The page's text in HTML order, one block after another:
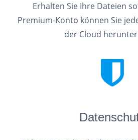
Erhalten Sie Ihre Dateien
Premium-Konto können Sie
der Cloud